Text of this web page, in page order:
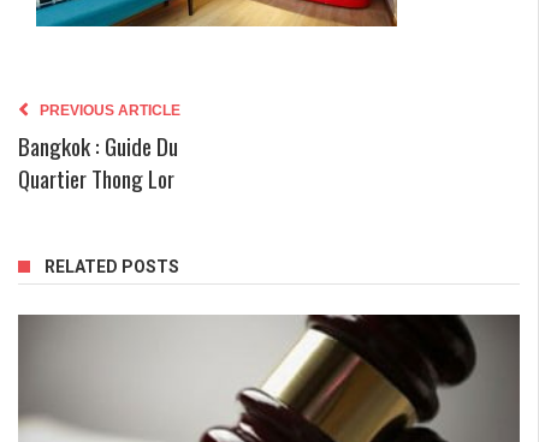
PREVIOUS ARTICLE
Bangkok : Guide Du
Quartier Thong Lor
RELATED POSTS